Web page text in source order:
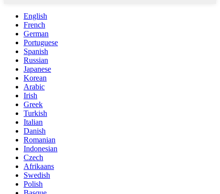
English
French
German
Portuguese
Spanish
Russian
Japanese
Korean
Arabic
Irish
Greek
Turkish
Italian
Danish
Romanian
Indonesian
Czech
Afrikaans
Swedish
Polish